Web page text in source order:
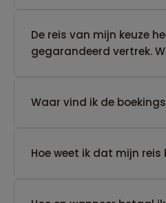
De reis van mijn keuze
gegarandeerd vertrek.
Waar vind ik de
Hoe weet ik dat mijn